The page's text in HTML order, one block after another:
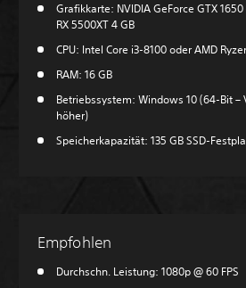
Grafikkarte: NVIDIA GeForce GTX
RX 5500XT 4 GB
CPU: Intel Core i3-8100 oder AMD
RAM: 16 GB
Betriebssystem: Windows 10 (64-Bit –
höher)
Speicherkapazität: 135 GB SSD-
Empfohlen
Durchschn. Leistung: 1080p @ 60 FPS